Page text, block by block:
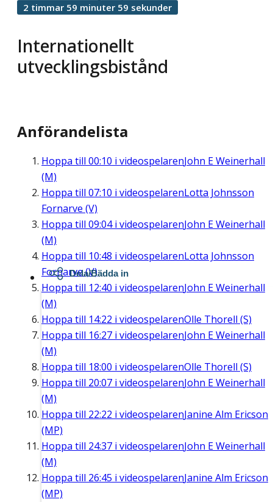
Internationellt
utvecklingsbistånd
2 timmar 59 minuter 59 sekunder
Anförandelista
Hoppa till 00:10 i videospelarenJohn E Weinerhall
(M)
Hoppa till 07:10 i videospelarenLotta Johnsson
Fornarve (V)
Hoppa till 09:04i videospelarenJohn E Weinerhall
(M)
Hoppa till 10:48 i videospelarenLotta Johnsson
Fornarve (V)
Hoppa till 12:40 i videospelarenJohn E Weinerhall
(M)
Hoppa till 14:22 i videospelarenOlle Thorell (S)
Hoppa till 16:27 i videospelarenJohn E Weinerhall
(M)
Hoppa till 18:00 i videospelarenOlle Thorell (S)
Hoppa till 20:07 i videospelarenJohn E Weinerhall
(M)
Hoppa till 22:22 i videospelarenJanine Alm Ericson
(MP)
Hoppa till 24:37 i videospelarenJohn E Weinerhall
(M)
Hoppa till 26:45 i videospelarenJanine Alm Ericson
(MP)
Dela/Bädda in